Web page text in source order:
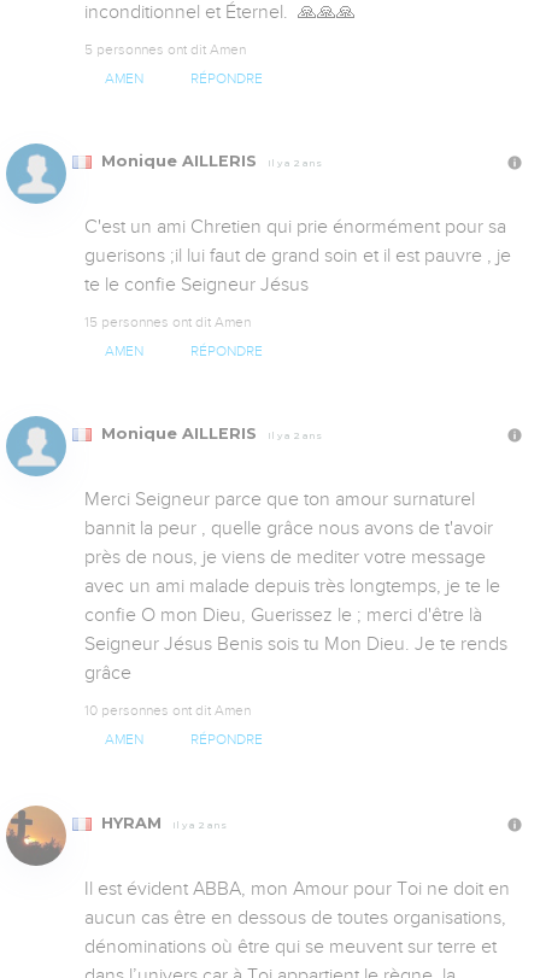
inconditionnel et Éternel.  🙏🙏🙏
5 personnes ont dit Amen
AMEN RÉPONDRE
Monique AILLERIS Il y a 2 ans
C'est un ami Chretien qui prie énormément pour sa
guerisons ;il lui faut de grand soin et il est pauvre , je
te le confie Seigneur Jésus
15 personnes ont dit Amen
AMEN RÉPONDRE
Monique AILLERIS Il y a 2 ans
Merci Seigneur parce que ton amour surnaturel
bannit la peur , quelle grâce nous avons de t'avoir
près de nous, je viens de mediter votre message
avec un ami malade depuis très longtemps, je te le
confie O mon Dieu, Guerissez le ; merci d'être là
Seigneur Jésus Benis sois tu Mon Dieu. Je te rends
grâce
10 personnes ont dit Amen
AMEN RÉPONDRE
HYRAM Il y a 2 ans
Il est évident ABBA, mon Amour pour Toi ne doit en
aucun cas être en dessous de toutes organisations,
dénominations où être qui se meuvent sur terre et